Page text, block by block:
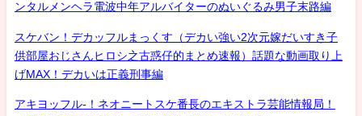
ンタルメンヘラ電波中年アルバイターのぬいぐるみ男子末路編
スケバン！デカッフルまっくす（デカい強い2次元嫁だいすき子
供部屋おじさんヒロシ之古惑仔的まとめ速報）話題な動画取り上
げMAX！デカいは正義刑事編
アキヨッフル-！ネオニートスケ番長のエキストラ芸能情報局！